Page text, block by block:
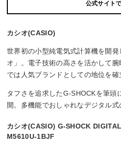
公式サイト
カシオ(CASIO)
世界初の小型純電気式計算機を開
オ」。電子技術の高さを活かして
では人気ブランドとしての地位を確
タフさを追求したG-SHOCKを筆頭
開。多機能でおしゃれなデジタル式
カシオ(CASIO) G-SHOCK
M5610U-1BJF